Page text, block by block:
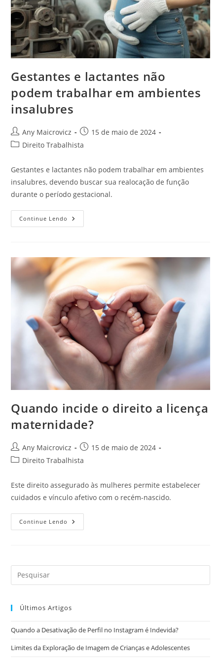
Gestantes e lactantes não
podem trabalhar em ambientes
insalubres
Autor
do
Any Maicrovicz
Post
publicado:
15 de maio de 2024
Categoria
post:
Direito Trabalhista
Gestantes e lactantes não podem trabalhar em ambientes
insalubres, devendo buscar sua realocação de função
durante o período gestacional.
Continue Lendo Gestantes
E
Em
Ambientes
Insalubres
Quando incide o direito a licença
maternidade?
Autor
do
Any Maicrovicz
Post
publicado:
15 de maio de 2024
Categoria
Direito Trabalhista
Este direito assegurado às mulheres permite estabelecer
cuidados e vínculo afetivo com o recém-nascido.
Continue Lendo Quando
Incide
Últimos Artigos
Quando a Desativação de Perfil no Instagram é Indevida?
Limites da Exploração de Imagem de Crianças e Adolescentes